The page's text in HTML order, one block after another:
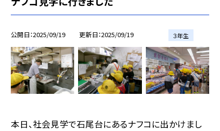
公開日 2025/09/19 更新日 2025/09/19 ３年生
本日、社会見学で石尾台にあるナフコに出かけまし